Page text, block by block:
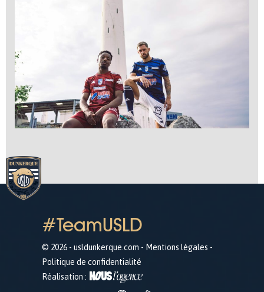
#TeamUSLD
© 2026 - usldunkerque.com - Mentions légales -
Politique de confidentialité
Réalisation :